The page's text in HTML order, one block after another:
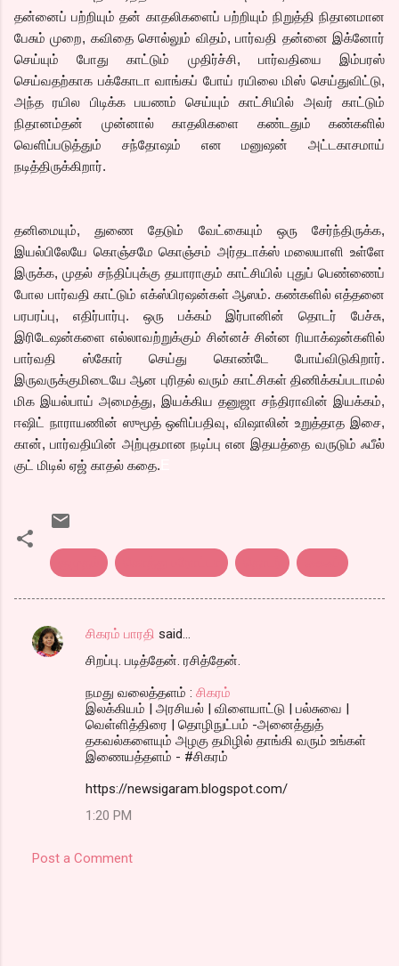
தன்னைப் பற்றியும் தன் காதலிகளைப் பற்றியும் நிறுத்தி நிதானமான
பேசும் முறை, கவிதை சொல்லும் விதம், பார்வதி தன்னை இக்னோர்
செய்யும் போது காட்டும் முதிர்ச்சி, பார்வதியை இம்பரஸ்
செய்வதற்காக பக்கோடா வாங்கப் போய் ரயிலை மிஸ் செய்துவிட்டு,
அந்த ரயில பிடிக்க பயணம் செய்யும் காட்சியில் அவர் காட்டும்
நிதானம்தன் முன்னால் காதலிகளை கண்டதும் கண்களில்
வெளிப்படுத்தும் சந்தோஷம் என மனுஷன் அட்டகாசமாய்
நடித்திருக்கிறார்.
தனிமையும், துணை தேடும் வேட்கையும் ஒரு சேர்ந்திருக்க,
இயல்பிலேயே கொஞ்சமே கொஞ்சம் அர்தடாக்ஸ் மலையாளி உள்ளே
இருக்க, முதல் சந்திப்புக்கு தயாராகும் காட்சியில் புதுப் பெண்ணைப்
போல பார்வதி காட்டும் எக்ஸ்பிரஷன்கள் ஆஸம். கண்களில் எத்தனை
பரபரப்பு, எதிர்பார்பு. ஒரு பக்கம் இர்பானின் தொடர் பேச்சு,
இரிடேஷன்களை எல்லாவற்றுக்கும் சின்னச் சின்ன ரியாக்‌ஷன்களில்
பார்வதி ஸ்கோர் செய்து கொண்டே போய்விடுகிறார்.
இருவருக்குமிடையே ஆன புரிதல் வரும் காட்சிகள் திணிக்கப்படாமல்
மிக இயல்பாய் அமைத்து, இயக்கிய தனுஜா சந்திராவின் இயக்கம்,
ஈஷிட் நாராயணின் ஸுமூத் ஒளிப்பதிவு, விஷாலின் உறுத்தாத இசை,
கான், பார்வதியின் அற்புதமான நடிப்பு என இதயத்தை வருடும் ஃபீல்
குட் மிடில் ஏஜ் காதல் கதை.
C
சிகரம் பாரதி said…
சிறப்பு. படித்தேன். ரசித்தேன்.
நமது வலைத்தளம் : சிகரம்
இலக்கியம் | அரசியல் | விளையாட்டு | பல்சுவை |
வெள்ளித்திரை | தொழிநுட்பம் -அனைத்துத்
தகவல்களையும் அழகு தமிழில் தாங்கி வரும் உங்கள்
இணையத்தளம் - #சிகரம்
https://newsigaram.blogspot.com/
1:20 PM
Post a Comment